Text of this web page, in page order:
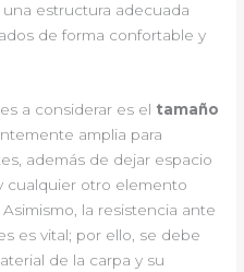
estructura adecuada
de forma confortable y
a considerar es el tamaño
amplia para
además de dejar espacio
cualquier otro elemento
la resistencia ante
es vital; por ello, se debe
de la carpa y su